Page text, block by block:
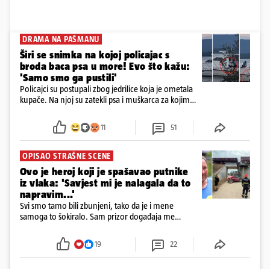
DRAMA NA PAŠMANU
Širi se snimka na kojoj policajac s
broda baca psa u more! Evo što kažu:
'Samo smo ga pustili'
Policajci su postupali zbog jedrilice koja je ometala
kupače. Na njoj su zatekli psa i muškarca za kojim
ga uhitili, a psa je preuzeo komunalni redar
11 51
OPISAO STRAŠNE SCENE
Ovo je heroj koji je spašavao putnike
iz vlaka: 'Savjest mi je nalagala da to
napravim...'
Svi smo tamo bili zbunjeni, tako da je i mene
samoga to šokiralo. Sam prizor događaja me
19 22